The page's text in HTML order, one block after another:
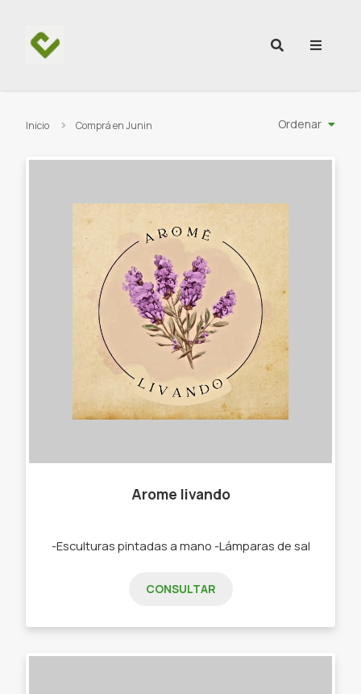
Inicio Comprá en Junin Ordenar
Arome livando
-Esculturas pintadas a mano -Lámparas de sal
CONSULTAR